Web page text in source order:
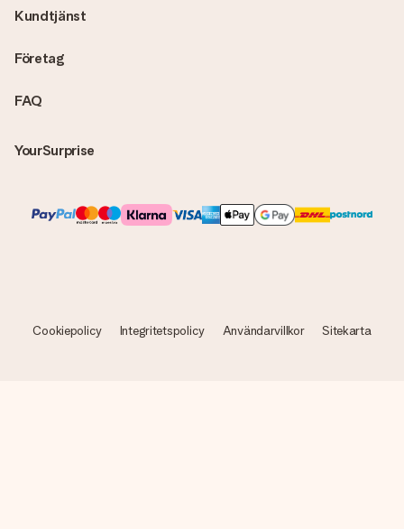
FAQ
YourSurprise
Kundtjänst
Företag
Cookiepolicy Integritetspolicy Användarvillkor Sitekarta